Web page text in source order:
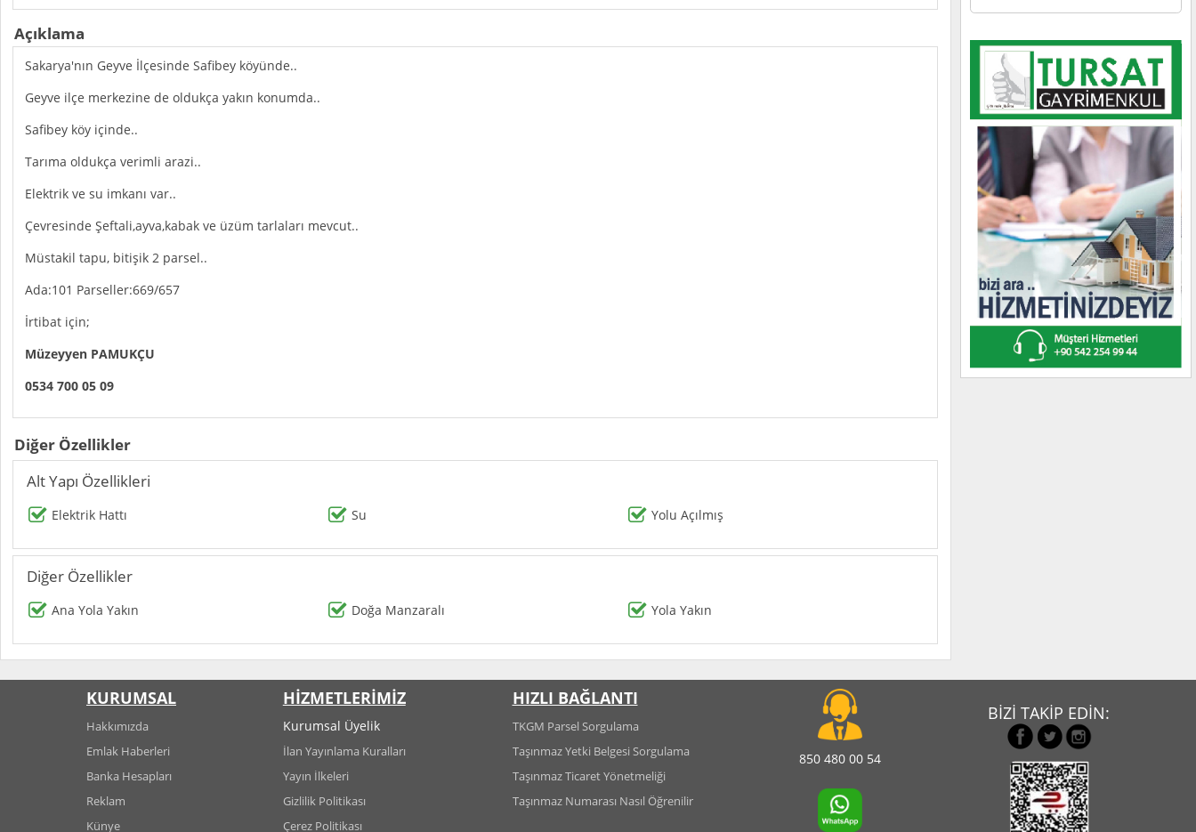
Açıklama
Sakarya'nın Geyve İlçesinde Safibey köyünde..
Geyve ilçe merkezine de oldukça yakın konumda..
Safibey köy içinde..
Tarıma oldukça verimli arazi..
Elektrik ve su imkanı var..
Çevresinde Şeftali,ayva,kabak ve üzüm tarlaları mevcut..
Müstakil tapu, bitişik 2 parsel..
Ada:101 Parseller:669/657
İrtibat için;
Müzeyyen PAMUKÇU
0534 700 05 09
Diğer Özellikler
Alt Yapı Özellikleri
Elektrik Hattı Su Yolu Açılmış
Diğer Özellikler
Ana Yola Yakın Doğa Manzaralı Yola Yakın
KURUMSAL
Hakkımızda
Emlak Haberleri
Banka Hesapları
Reklam
Künye
HİZMETLERİMİZ
Kurumsal Üyelik
İlan Yayınlama Kuralları
Yayın İlkeleri
Gizlilik Politikası
Çerez Politikası
HIZLI BAĞLANTI
TKGM Parsel Sorgulama
Taşınmaz Yetki Belgesi Sorgulama
Taşınmaz Ticaret Yönetmeliği
Taşınmaz Numarası Nasıl Öğrenilir
850 480 00 54
BİZİ TAKİP EDİN: